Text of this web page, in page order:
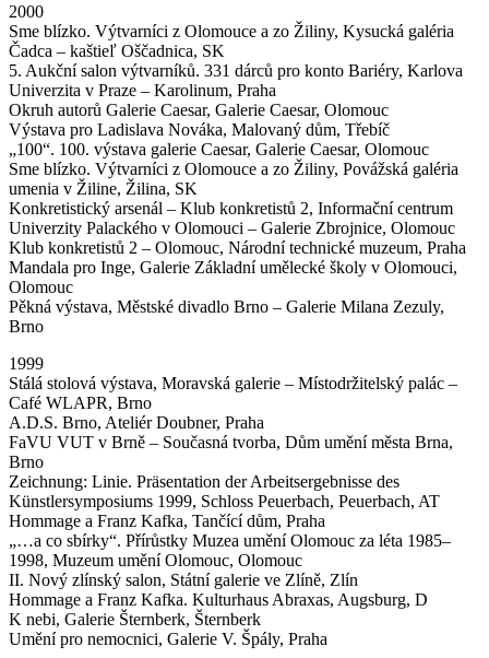
2000
Sme blízko. Výtvarníci z Olomouce a zo Žiliny, Kysucká galéria
Čadca – kaštieľ Oščadnica, SK
5. Aukční salon výtvarníků. 331 dárců pro konto Bariéry, Karlova
Univerzita v Praze – Karolinum, Praha
Okruh autorů Galerie Caesar, Galerie Caesar, Olomouc
Výstava pro Ladislava Nováka, Malovaný dům, Třebíč
„100“. 100. výstava galerie Caesar, Galerie Caesar, Olomouc
Sme blízko. Výtvarníci z Olomouce a zo Žiliny, Povážská galéria
umenia v Žiline, Žilina, SK
Konkretistický arsenál – Klub konkretistů 2, Informační centrum
Univerzity Palackého v Olomouci – Galerie Zbrojnice, Olomouc
Klub konkretistů 2 – Olomouc, Národní technické muzeum, Praha
Mandala pro Inge, Galerie Základní umělecké školy v Olomouci,
Olomouc
Pěkná výstava, Městské divadlo Brno – Galerie Milana Zezuly,
Brno
1999
Stálá stolová výstava, Moravská galerie – Místodržitelský palác –
Café WLAPR, Brno
A.D.S. Brno, Ateliér Doubner, Praha
FaVU VUT v Brně – Současná tvorba, Dům umění města Brna,
Brno
Zeichnung: Linie. Präsentation der Arbeitsergebnisse des
Künstlersymposiums 1999, Schloss Peuerbach, Peuerbach, AT
Hommage a Franz Kafka, Tančící dům, Praha
„…a co sbírky“. Přírůstky Muzea umění Olomouc za léta 1985–
1998, Muzeum umění Olomouc, Olomouc
II. Nový zlínský salon, Státní galerie ve Zlíně, Zlín
Hommage a Franz Kafka. Kulturhaus Abraxas, Augsburg, D
K nebi, Galerie Šternberk, Šternberk
Umění pro nemocnici, Galerie V. Špály, Praha